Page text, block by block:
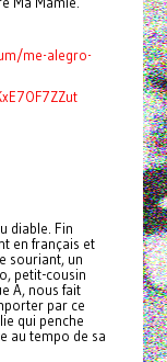
me-alegro-
diable. Fin
en français et
souriant, un
petit-cousin
A, nous fait
par ce
qui penche
au tempo de sa